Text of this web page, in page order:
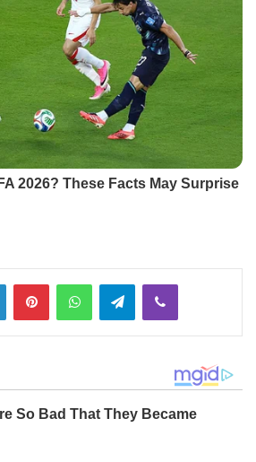
LinkedInPinterestWhatsAppTelegramViber